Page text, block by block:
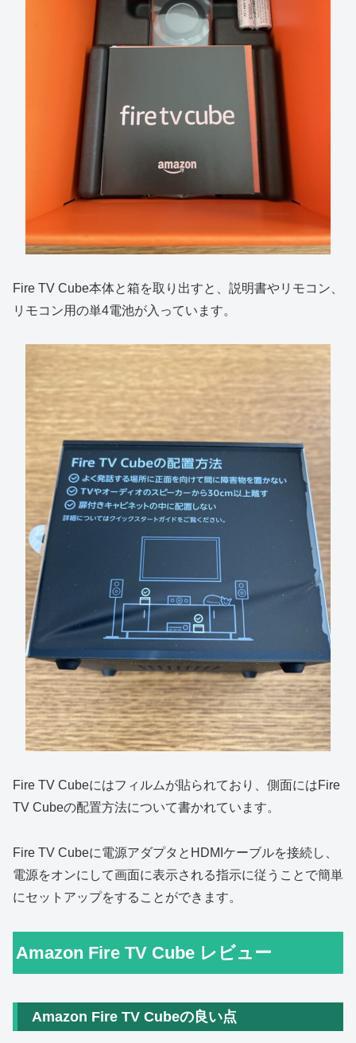
Fire TV Cube本体と箱を取り出すと、説明書やリモコン、
リモコン用の単4電池が入っています。
Fire TV Cubeにはフィルムが貼られており、側面にはFire
TV Cubeの配置方法について書かれています。
Fire TV Cubeに電源アダプタとHDMIケーブルを接続し、
電源をオンにして画面に表示される指示に従うことで簡単
にセットアップをすることができます。
Amazon Fire TV Cube レビュー
Amazon Fire TV Cubeの良い点